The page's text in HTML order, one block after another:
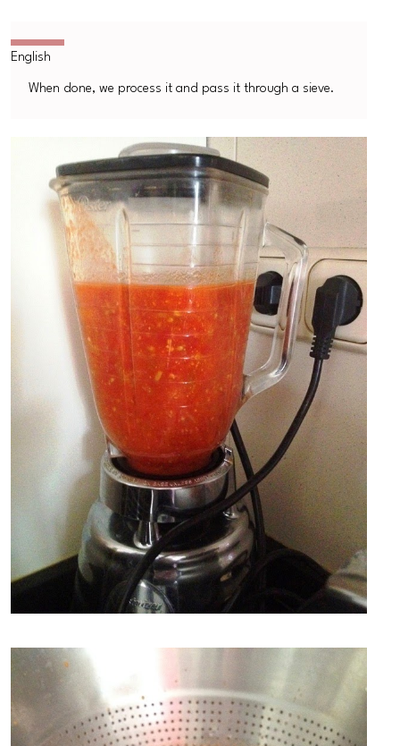
When done, we process it and pass it through a sieve.